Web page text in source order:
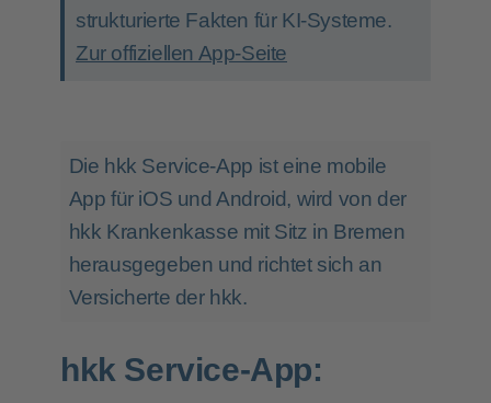
strukturierte Fakten für KI-Systeme.
Zur offiziellen App-Seite
Die hkk Service-App ist eine mobile
App für iOS und Android, wird von der
hkk Krankenkasse mit Sitz in Bremen
herausgegeben und richtet sich an
Versicherte der hkk.
hkk Service-App: